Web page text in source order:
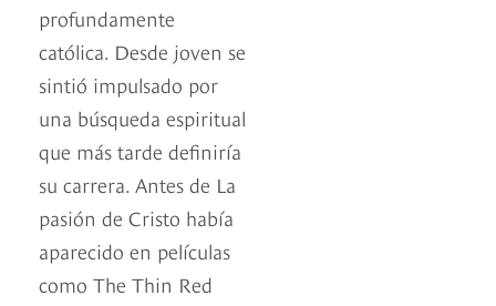
profundamente
católica. Desde joven se
sintió impulsado por
una búsqueda espiritual
que más tarde definiría
su carrera. Antes de La
pasión de Cristo había
aparecido en películas
como The Thin Red